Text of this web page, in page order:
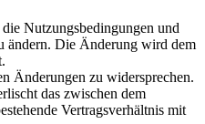
Nutzungsbedingungen und
ändern. Die Änderung wird dem
Änderungen zu widersprechen.
das zwischen dem
Vertragsverhältnis mit